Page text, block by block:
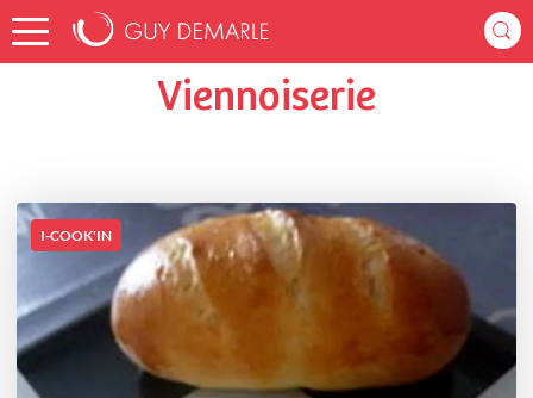
Accueil katiag_d0a6 Listes de favoris Viennoiserie
Viennoiserie
I-COOK'IN